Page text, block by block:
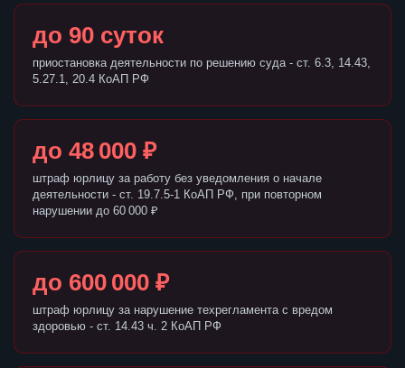
до 90 суток
приостановка деятельности по решению суда - ст. 6.3, 14.43,
5.27.1, 20.4 КоАП РФ
до 48 000 ₽
штраф юрлицу за работу без уведомления о начале
деятельности - ст. 19.7.5-1 КоАП РФ, при повторном
нарушении до 60 000 ₽
до 600 000 ₽
штраф юрлицу за нарушение техрегламента с вредом
здоровью - ст. 14.43 ч. 2 КоАП РФ